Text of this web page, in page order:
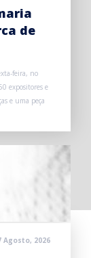
de
feira, no
expositores e
e uma peça
Agosto, 2026